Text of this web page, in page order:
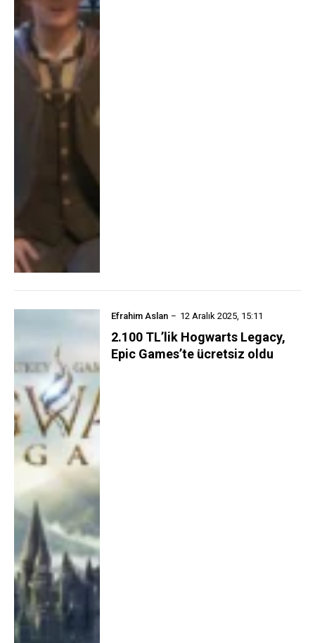
Efrahim Aslan 12 Aralık 2025, 15:11
2.100 TL’lik Hogwarts Legacy,
Epic Games’te ücretsiz oldu